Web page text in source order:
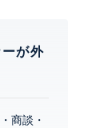
が外
商談・